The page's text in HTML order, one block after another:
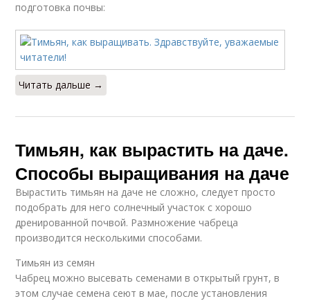
подготовка почвы:
Читать дальше →
Тимьян, как вырастить на даче.
Способы выращивания на даче
Вырастить тимьян на даче не сложно, следует просто
подобрать для него солнечный участок с хорошо
дренированной почвой. Размножение чабреца
производится несколькими способами.
Тимьян из семян
Чабрец можно высевать семенами в открытый грунт, в
этом случае семена сеют в мае, после установления